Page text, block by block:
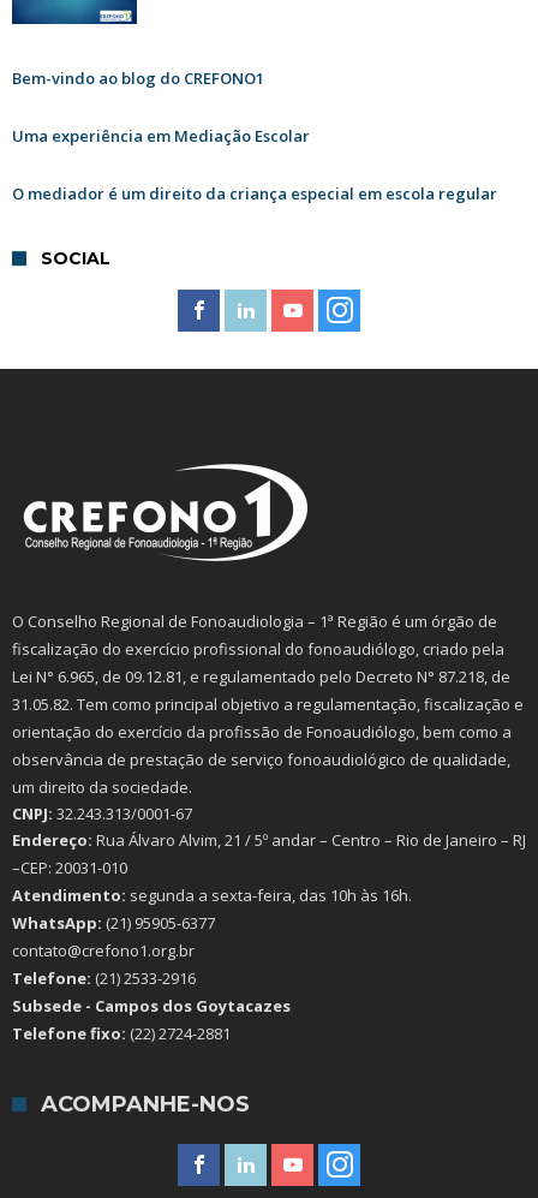
Bem-vindo ao blog do CREFONO1
Uma experiência em Mediação Escolar
O mediador é um direito da criança especial em escola regular
SOCIAL
O Conselho Regional de Fonoaudiologia – 1ª Região é um órgão de
fiscalização do exercício profissional do fonoaudiólogo, criado pela
Lei N° 6.965, de 09.12.81, e regulamentado pelo Decreto N° 87.218, de
31.05.82. Tem como principal objetivo a regulamentação, fiscalização e
orientação do exercício da profissão de Fonoaudiólogo, bem como a
observância de prestação de serviço fonoaudiológico de qualidade,
um direito da sociedade.
CNPJ: 32.243.313/0001-67
Endereço: Rua Álvaro Alvim, 21 / 5º andar – Centro – Rio de Janeiro – RJ
–CEP: 20031-010
Atendimento: segunda a sexta-feira, das 10h às 16h.
WhatsApp: (21) 95905-6377
contato@crefono1.org.br
Telefone: (21) 2533-2916
Subsede - Campos dos Goytacazes
Telefone fixo: (22) 2724-2881
ACOMPANHE-NOS